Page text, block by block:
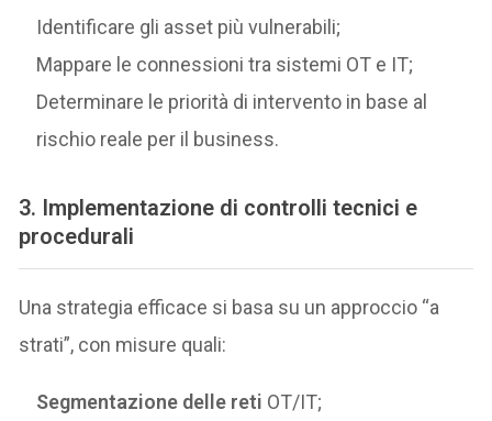
Identificare gli asset più vulnerabili;
Mappare le connessioni tra sistemi OT e IT;
Determinare le priorità di intervento in base al
rischio reale per il business.
3. Implementazione di controlli tecnici e
procedurali
Una strategia efficace si basa su un approccio “a
strati”, con misure quali:
Segmentazione delle reti OT/IT;